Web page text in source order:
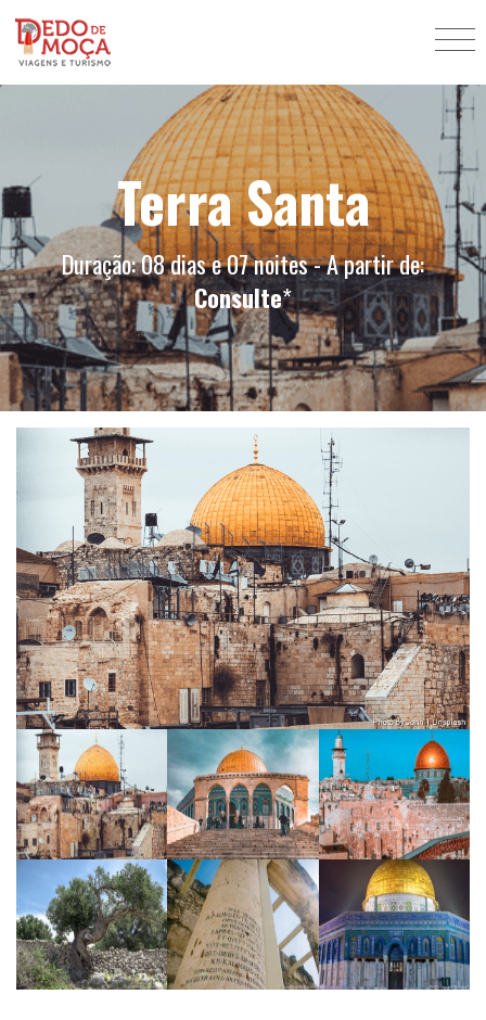
Terra Santa
Duração: 08 dias e 07 noites - A partir de:
Consulte*